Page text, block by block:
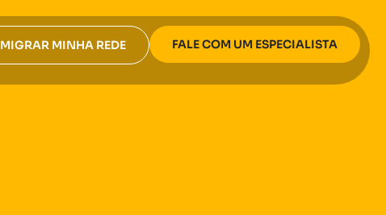
MIGRAR MINHA REDE FALE COM UM ESPECIALISTA